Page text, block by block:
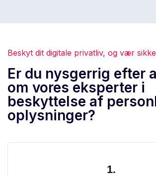
Beskyt dit digitale privatliv, og vær
Er du nysgerrig efter
om vores eksperter i
beskyttelse af
oplysninger?
1.